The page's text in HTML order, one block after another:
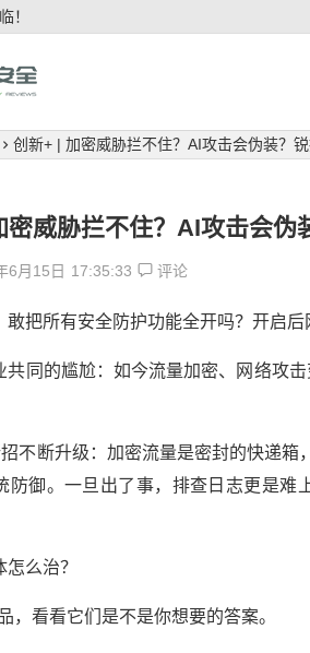
！
创新+ | 加密威胁拦不住？AI攻击会伪装？
密威胁拦不住？AI攻击会
6月15日 17:35:33 评论
敢把所有安全防护功能全开吗？开启后
共同的尴尬：如今流量加密、网络攻
招不断升级：加密流量是密封的快递
防御。一旦出了事，排查日志更是难
么治？
，看看它们是不是你想要的答案。